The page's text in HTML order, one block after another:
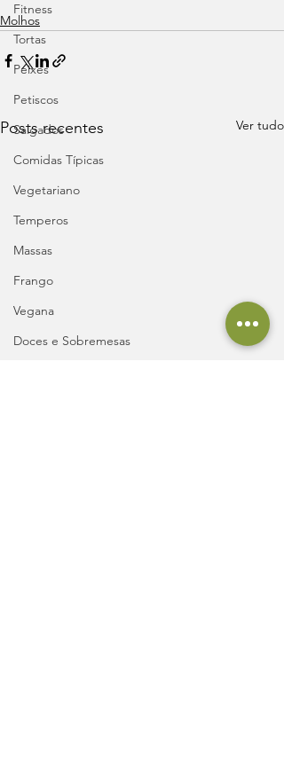
Fitness
Tortas
Peixes
Petiscos
Salgados
Comidas Típicas
Vegetariano
Temperos
Massas
Frango
Vegana
Doces e Sobremesas
Molhos
Posts recentes Ver tudo